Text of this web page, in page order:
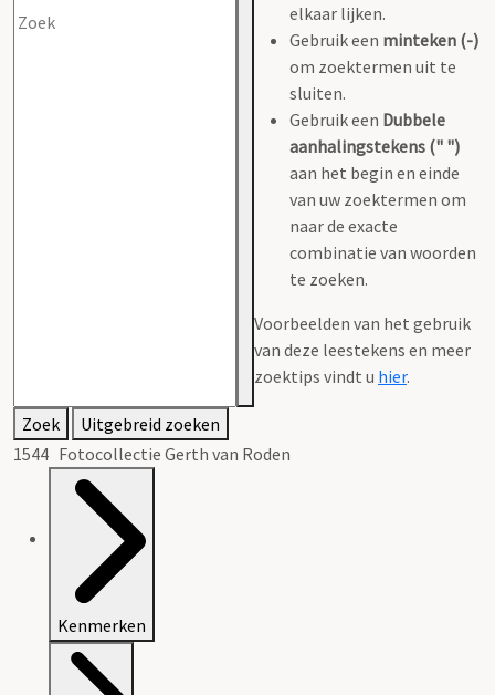
elkaar lijken.
Gebruik een minteken (-)
om zoektermen uit te
sluiten.
Gebruik een Dubbele
aanhalingstekens (" ")
aan het begin en einde
van uw zoektermen om
naar de exacte
combinatie van woorden
te zoeken.
Voorbeelden van het gebruik
van deze leestekens en meer
zoektips vindt u hier.
Zoek
Uitgebreid zoeken
1544 Fotocollectie Gerth van Roden
Kenmerken